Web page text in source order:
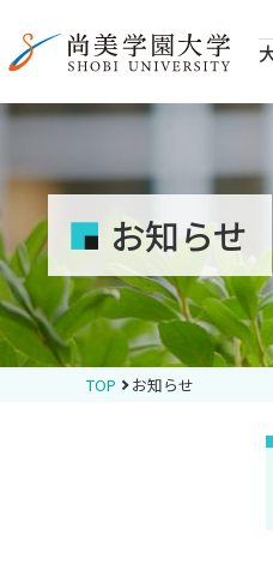
学部・
学生
お知らせ
TOP お知らせ